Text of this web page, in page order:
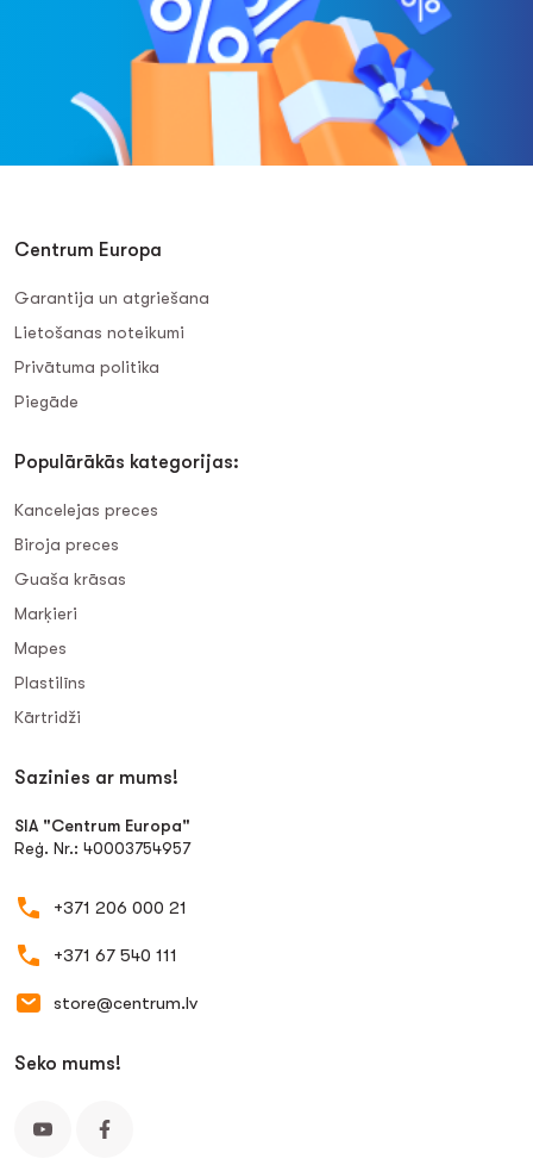
Centrum Europa
Garantija un atgriešana
Lietošanas noteikumi
Privātuma politika
Piegāde
Populārākās kategorijas:
Kancelejas preces
Biroja preces
Guaša krāsas
Marķieri
Mapes
Plastilīns
Kārtridži
Sazinies ar mums!
SIA "Centrum Europa"
Reģ. Nr.: 40003754957
+371 206 000 21
+371 67 540 111
store@centrum.lv
Seko mums!